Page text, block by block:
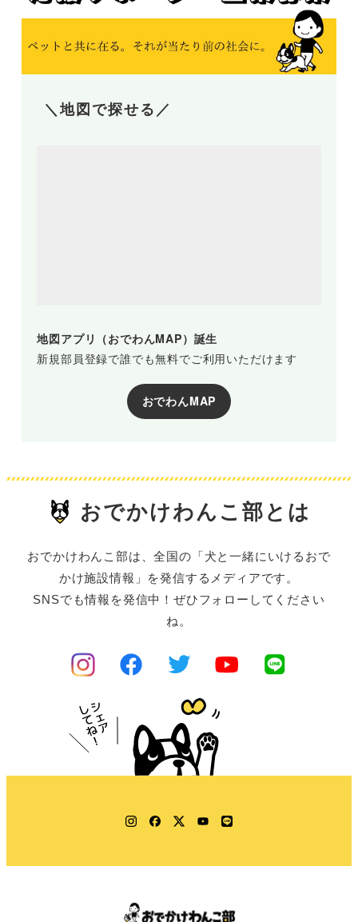
＼地図で探せる／
地図アプリ（おでわんMAP）誕生
新規部員登録で誰でも無料でご利用いただけます
おでわんMAP
おでかけわんこ部とは
おでかけわんこ部は、全国の「犬と一緒にいけるおで
かけ施設情報」を発信するメディアです。
SNSでも情報を発信中！ぜひフォローしてください
ね。
Instagram
Facebook
TwitterYouTube
LINE